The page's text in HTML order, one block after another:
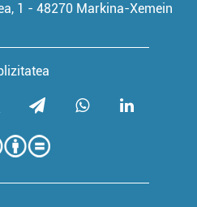
1 - 48270 Markina-Xemein